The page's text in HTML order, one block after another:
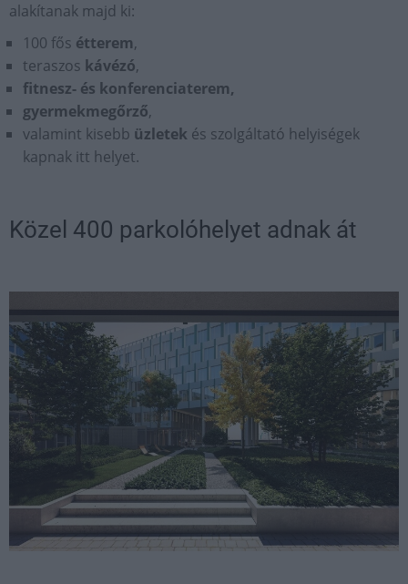
alakítanak majd ki:
100 fős étterem,
teraszos kávézó,
fitnesz- és konferenciaterem,
gyermekmegőrző,
valamint kisebb üzletek és szolgáltató helyiségek
kapnak itt helyet.
Közel 400 parkolóhelyet adnak át